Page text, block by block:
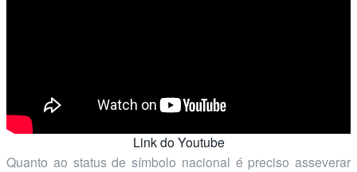
Link do Youtube
Quanto ao status de símbolo nacional é preciso asseverar